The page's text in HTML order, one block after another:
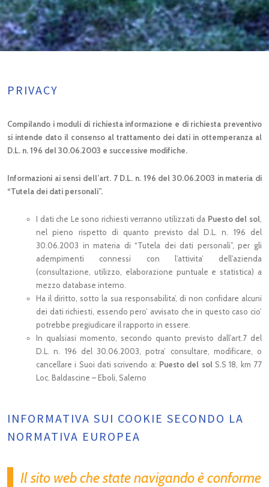
PRIVACY
Compilando i moduli di richiesta informazione e di richiesta preventivo
si intende dato il consenso al trattamento dei dati in ottemperanza al
D.L. n. 196 del 30.06.2003 e successive modifiche.
Informazioni ai sensi dell’art. 7 D.L. n. 196 del 30.06.2003 in materia di
“Tutela dei dati personali”.
I dati che Le sono richiesti verranno utilizzati da Puesto del sol
nel pieno rispetto di quanto previsto dal D.L. n. 196 del
30.06.2003 in materia di “Tutela dei dati personali”, per gli
adempimenti connessi con l’attivita’ dell’azienda
(consultazione, utilizzo, elaborazione puntuale e statistica) a
mezzo database interno.
Ha il diritto, sotto la sua responsabilita’, di non confidare alcuni
dei dati richiesti, essendo pero’ avvisato che in questo caso cio’
potrebbe pregiudicare il rapporto in essere.
In qualsiasi momento, secondo quanto previsto dall’art.7 del
D.L. n. 196 del 30.06.2003, potra’ consultare, modificare, o
cancellare i Suoi dati scrivendo a: Puesto del sol S.S 18, km 77
Loc. Baldascine – Eboli, Salerno
INFORMATIVA SUI COOKIE SECONDO LA
NORMATIVA EUROPEA
Il sito web che state navigando è conforme